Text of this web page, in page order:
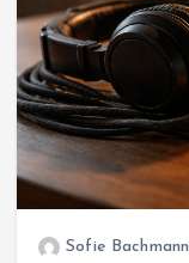
Sofie Bachmann